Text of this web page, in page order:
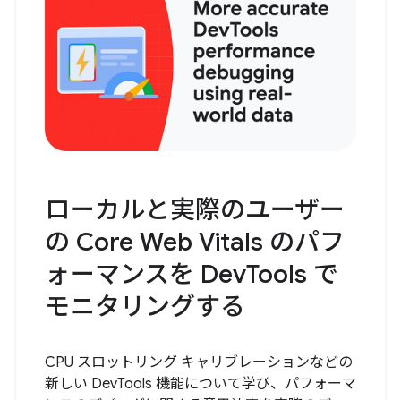
ローカルと実際のユーザー
の Core Web Vitals のパフ
ォーマンスを DevTools で
モニタリングする
CPU スロットリング キャリブレーションなどの
新しい DevTools 機能について学び、パフォーマ